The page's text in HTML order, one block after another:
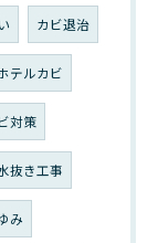
カビ退治
テルカビ
対策
抜き工事
み